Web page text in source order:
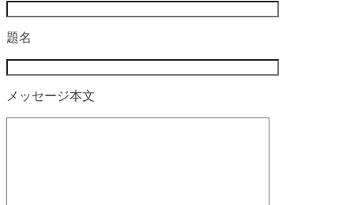
題名
メッセージ本文